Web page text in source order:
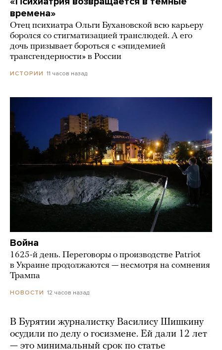
времена»
Отец психиатра Ольги Бухановской всю карьеру
боролся со стигматизацией транслюдей. А его
дочь призывает бороться с «эпидемией
трансгендерности» в России
ИСТОРИИ 11 часов назад
Война
1625-й день. Переговоры о производстве Patriot
в Украине продолжаются — несмотря на сомнения
Трампа
НОВОСТИ 12 часов назад
В Бурятии журналистку Василису Шишкину
осудили по делу о госизмене. Ей дали 12 лет
— это минимальный срок по статье